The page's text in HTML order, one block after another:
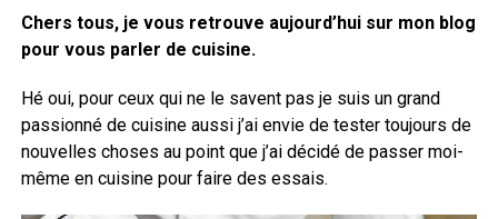
Chers tous, je vous retrouve aujourd’hui sur mon blog
pour vous parler de cuisine.
Hé oui, pour ceux qui ne le savent pas je suis un grand
passionné de cuisine aussi j’ai envie de tester toujours de
nouvelles choses au point que j’ai décidé de passer moi-
même en cuisine pour faire des essais.